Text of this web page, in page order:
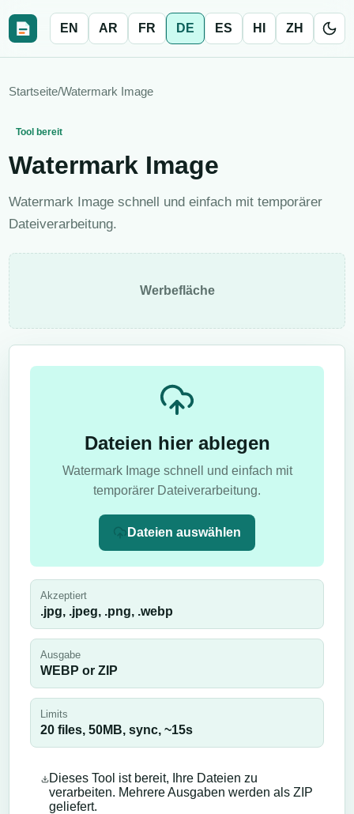
EN AR FR DE ES HI ZH
Startseite/Watermark Image
Tool bereit
Watermark Image
Watermark Image schnell und einfach mit temporärer
Dateiverarbeitung.
Werbefläche
Dateien hier ablegen
Watermark Image schnell und einfach mit
temporärer Dateiverarbeitung.
Dateien auswählen
Akzeptiert
.jpg, .jpeg, .png, .webp
Ausgabe
WEBP or ZIP
Limits
20 files, 50MB, sync, ~15s
Dieses Tool ist bereit, Ihre Dateien zu
verarbeiten. Mehrere Ausgaben werden als ZIP
geliefert.